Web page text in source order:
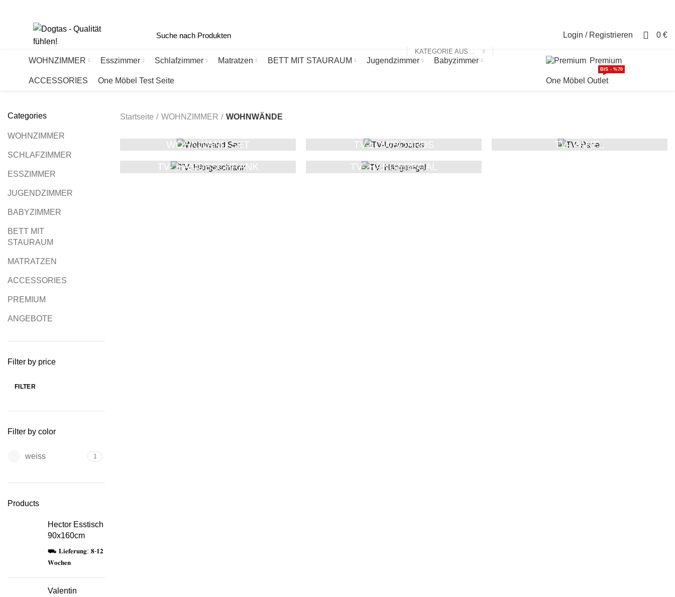
KATEGORIE AUSWÄHLEN
Login / Registrieren 0 €
WOHNZIMMER Esszimmer Schlafzimmer Matratzen BETT MIT STAURAUM Jugendzimmer Babyzimmer
ACCESSORIES One Möbel Test Seite
Premium
One Möbel Outlet
BIS - %70
Categories
WOHNZIMMER
SCHLAFZIMMER
ESSZIMMER
JUGENDZIMMER
BABYZIMMER
BETT MIT
STAURAUM
MATRATZEN
ACCESSORIES
PREMIUM
ANGEBOTE
Filter by price
FILTER
Filter by color
weiss 1
Products
Hector Esstisch
90x160cm
⛟ 𝐋𝐢𝐞𝐟𝐞𝐫𝐮𝐧𝐠: 𝟖-𝟏𝟐
𝐖𝐨𝐜𝐡𝐞𝐧
Valentin
Startseite WOHNZIMMER WOHNWÄNDE
WOHNWAND SET TV-LOWBOARDS TV- PANEL
TV- HÄNGESCHRANK TV- HÄNGEREGAL